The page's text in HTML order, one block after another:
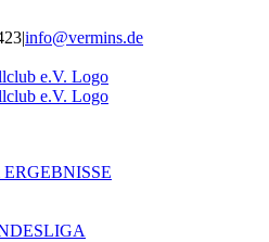
|info@vermins.de